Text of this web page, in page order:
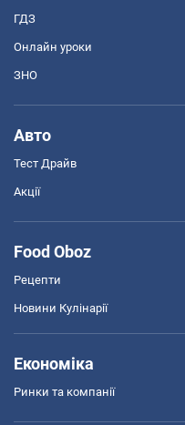
ГДЗ
Онлайн уроки
ЗНО
Авто
Тест Драйв
Акції
Food Oboz
Рецепти
Новини Кулінарії
Економіка
Ринки та компанії